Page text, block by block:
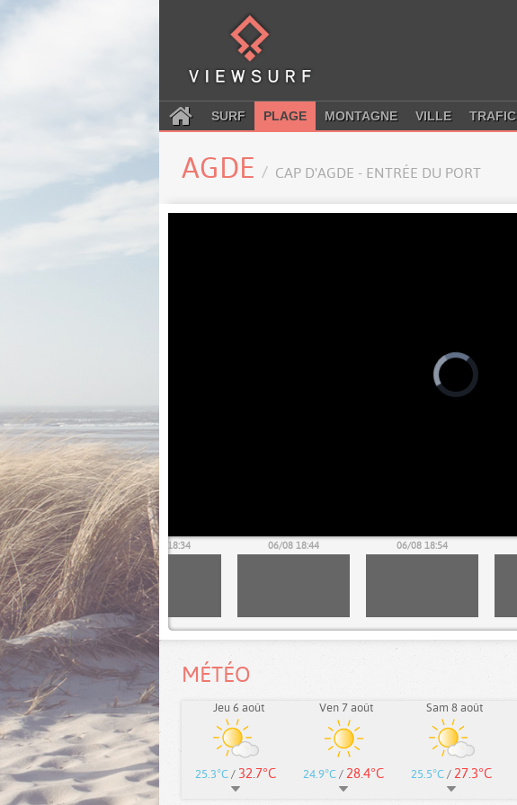
SURF PLAGE MONTAGNE VILLE TRAFIC
AGDE CAP D'AGDE - ENTRÉE DU PORT
06/08 18:24 06/08 18:34 06/08 18:44 06/08 18:54
MÉTÉO
Jeu 6 août
25.3°C / 32.7°C
Ven 7 août
24.9°C / 28.4°C
Sam 8 août
25.5°C / 27.3°C